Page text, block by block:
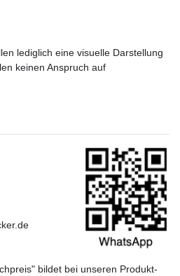
lediglich eine visuelle Darstellung
keinen Anspruch auf
bildet bei unseren Produkt-